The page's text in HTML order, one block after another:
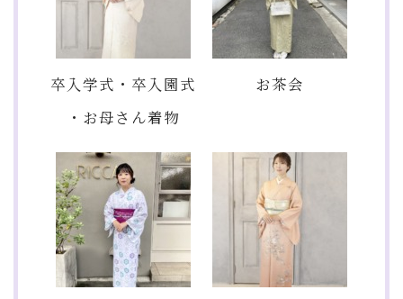
卒入学式・卒入園式
・お母さん着物
お茶会